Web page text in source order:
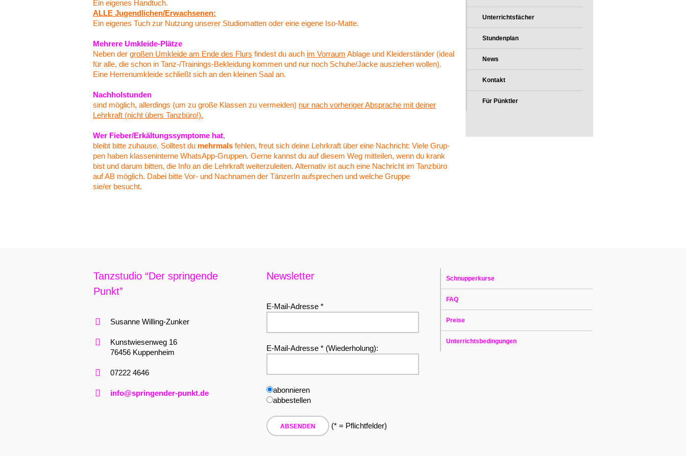
Ein eige­nes Handtuch.
ALLE Jugendlichen/Erwachsenen:
Ein eige­nes Tuch zur Nutzung unse­rer Studio­mat­ten oder eine eige­ne Iso-Matte.
Mehre­re Umkleide-Plätze
Neben dergroßen Umklei­de am Ende des Flurs findest du auch im Vorraum Abla­ge und Klei­der­stän­der (ideal
für alle, die schon in Tanz-/Trai­nings-Beklei­dung kommen und nur noch Schuhe/Jacke auszie­hen wollen).
Eine Herren­um­klei­de schließt sich an den klei­nen Saal an.
Nach­hol­stun­den
sind möglich, aller­dings (um zu große Klas­sen zu vermei­den) nur nach vorhe­ri­ger Abspra­che mit deiner
Lehr­kraft (nicht übers Tanzbüro!).
Wer Fieber/Erkältungssymptome hat,
bleibt bitte zuhau­se. Soll­test du mehr­mals fehlen, freut sich deine Lehr­kraft über eine Nach­richt: Viele Grup­
pen haben klas­sen­in­ter­ne Whats­App-Grup­pen. Gerne kannst du auf diesem Weg mittei­len, wenn du krank
bist und darum bitten, die Info an die Lehr­kraft weiter­zu­lei­ten. Alter­na­tiv ist auch eine Nach­richt im Tanz­bü­ro
auf AB möglich. Dabei bitte Vor- und Nach­na­men der Tänze­rIn aufspre­chen und welche Grup­pe
sie/er besucht.
Unterrichtsfächer
Stundenplan
News
Kontakt
Für Pünktler
Tanzstudio “Der springende
Punkt”
Susanne Willing-Zunker
Kunstwiesenweg 16
76456 Kuppenheim
07222 4646
info@springender-punkt.de
Newsletter
E-Mail-Adresse *
E-Mail-Adresse * (Wiederholung):
abonnieren
abbestellen
(* = Pflichtfelder)
Schnupperkurse
FAQ
Preise
Unterrichtsbedingungen